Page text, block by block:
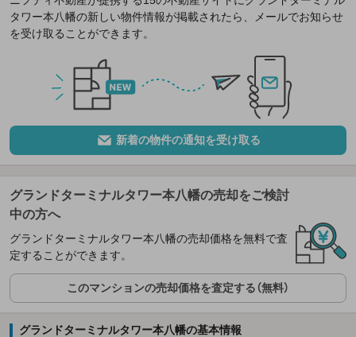
タワー本八幡の新しい物件情報が掲載されたら、メールでお知らせ
を受け取ることができます。
新着の物件の通知を受け取る
グランドターミナルタワー本八幡の売却をご検討
中の方へ
グランドターミナルタワー本八幡の売却価格を無料で査
定することができます。
このマンションの売却価格を査定する（無料）
グランドターミナルタワー本八幡の基本情報